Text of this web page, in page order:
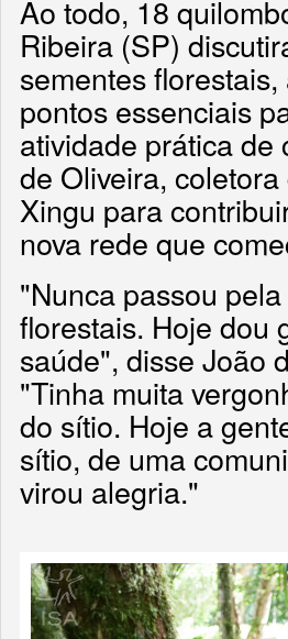
Ao todo, 18
Ribeira (SP)
sementes
pontos essenciais
atividade prática de
de Oliveira,
Xingu para
nova rede que
"Nunca passou
florestais. Hoje dou
saúde", disse João
"Tinha muita
do sítio. Hoje a
sítio, de uma
virou alegria."